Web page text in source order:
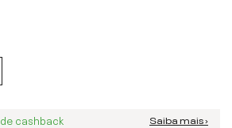
de cashback Saiba mais ›